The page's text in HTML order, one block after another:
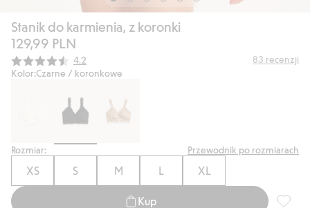
Stanik do karmienia, z koronki
129,99 PLN
Średnia ocena:
4.2 83 recenzji
Kolor:Czarne / koronkowe
Rozmiar: Przewodnik po rozmiarach
XS S M L XL
Kup